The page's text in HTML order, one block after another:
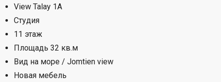
View Talay 1A
Студия
11 этаж
Площадь 32 кв.м
Вид на море / Jomtien view
Новая мебель